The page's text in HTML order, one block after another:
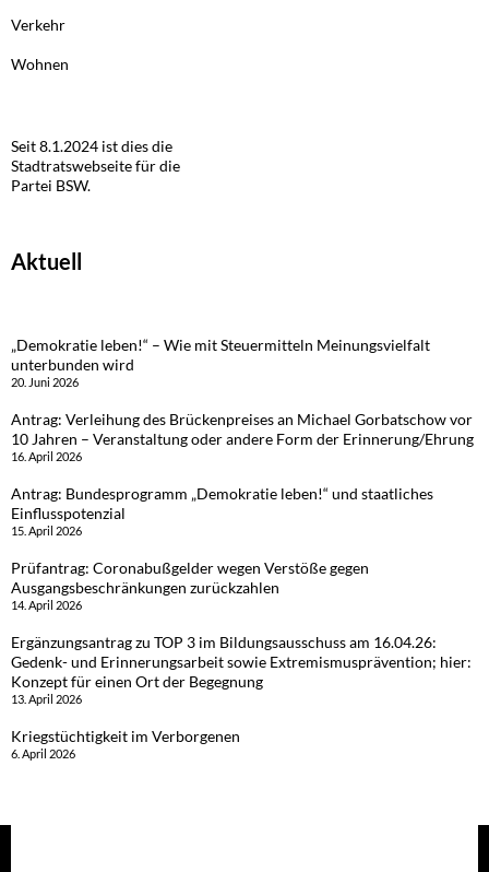
Verkehr
Wohnen
Seit 8.1.2024 ist dies die
Stadtratswebseite für die
Partei BSW.
Aktuell
„Demokratie leben!“ – Wie mit Steuermitteln Meinungsvielfalt
unterbunden wird
20. Juni 2026
Antrag: Verleihung des Brückenpreises an Michael Gorbatschow vor
10 Jahren – Veranstaltung oder andere Form der Erinnerung/Ehrung
16. April 2026
Antrag: Bundesprogramm „Demokratie leben!“ und staatliches
Einflusspotenzial
15. April 2026
Prüfantrag: Coronabußgelder wegen Verstöße gegen
Ausgangsbeschränkungen zurückzahlen
14. April 2026
Ergänzungsantrag zu TOP 3 im Bildungsausschuss am 16.04.26:
Gedenk- und Erinnerungsarbeit sowie Extremismusprävention; hier:
Konzept für einen Ort der Begegnung
13. April 2026
Kriegstüchtigkeit im Verborgenen
6. April 2026